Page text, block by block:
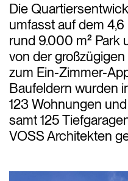
Die
umfasst auf dem
rund 9.000 m² Park
von der
zum Ein-Zimmer-
Baufeldern wurden
123 Wohnungen
samt 125
VOSS Architekten